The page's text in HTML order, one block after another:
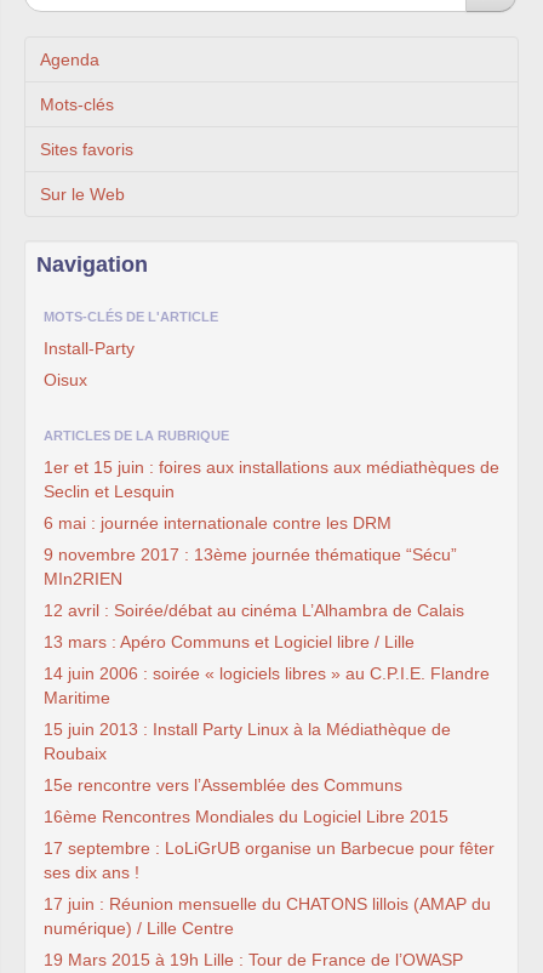
Agenda
Mots-clés
Sites favoris
Sur le Web
Navigation
MOTS-CLÉS DE L'ARTICLE
Install-Party
Oisux
ARTICLES DE LA RUBRIQUE
1er et 15 juin : foires aux installations aux médiathèques de
Seclin et Lesquin
6 mai : journée internationale contre les DRM
9 novembre 2017 : 13ème journée thématique “Sécu”
MIn2RIEN
12 avril : Soirée/débat au cinéma L’Alhambra de Calais
13 mars : Apéro Communs et Logiciel libre / Lille
14 juin 2006 : soirée « logiciels libres » au C.P.I.E. Flandre
Maritime
15 juin 2013 : Install Party Linux à la Médiathèque de
Roubaix
15e rencontre vers l’Assemblée des Communs
16ème Rencontres Mondiales du Logiciel Libre 2015
17 septembre : LoLiGrUB organise un Barbecue pour fêter
ses dix ans !
17 juin : Réunion mensuelle du CHATONS lillois (AMAP du
numérique) / Lille Centre
19 Mars 2015 à 19h Lille : Tour de France de l’OWASP